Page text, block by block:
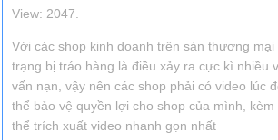
View: 2047.
Với các shop kinh doanh trên sàn thương
trạng bị tráo hàng là điều xảy ra cực kì nhiều
vấn nạn, vậy nên các shop phải có video lúc
thể bảo vệ quyền lợi cho shop của mình,
thể trích xuất video nhanh gọn nhất